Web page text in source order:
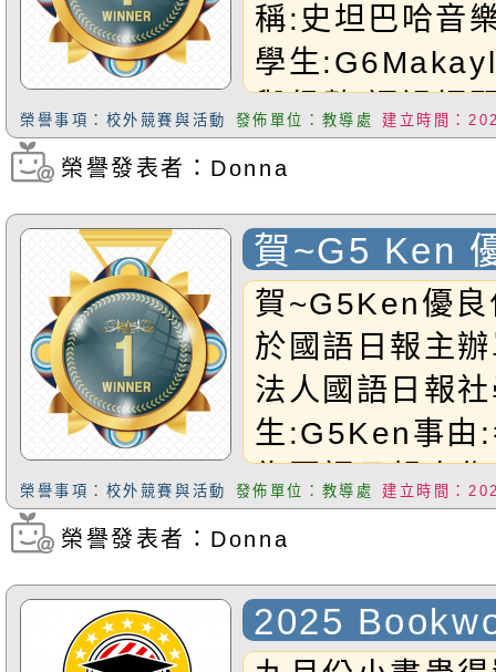
稱:史坦巴哈音
學生
與級數:通過鋼
檢定恭禧
榮譽事項：校外競賽與活動 發佈單位：教導處 建立時間：
瀏覽次數：206
榮譽發表者：Donna
賀~G5 Ken
刊登於國語
賀~G5Ken優
於國語日報主
法人國語日報
生:G5Ken事由
為國語日報小
優良作品於
榮譽事項：校外競賽與活動 發佈單位：教導處 建立時間：
瀏覽次數：210
榮譽發表者：Donna
2025